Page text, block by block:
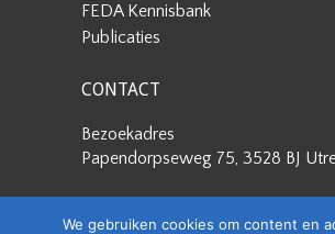
FEDA Kennisbank
Publicaties
CONTACT
Bezoekadres
Papendorpseweg 75, 3528 BJ
We gebruiken cookies om content en